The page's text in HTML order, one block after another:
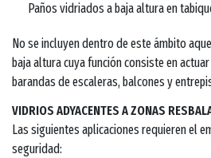
Paños vidriados a baja altura en
No se incluyen dentro de este ámbito
baja altura cuya función consiste en
barandas de escaleras, balcones y
VIDRIOS ADYACENTES A ZONAS
Las siguientes aplicaciones requieren el
seguridad: